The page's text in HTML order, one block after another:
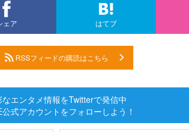
ェア はてブ
RSSフィードの購読はこちら
なエンタメ情報をTwitterで発信中
式アカウントをフォローしよう！